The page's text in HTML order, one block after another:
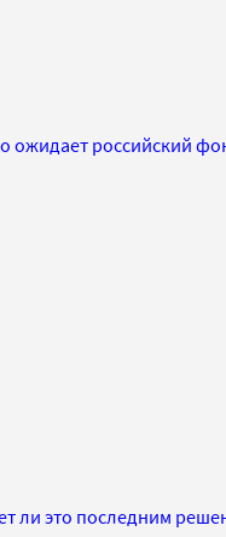
ожидает российский
ли это последним